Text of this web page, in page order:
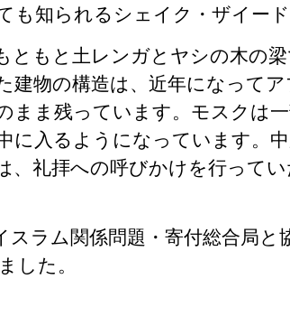
も知られるシェイク・ザイー
ともと土レンガとヤシの木の
建物の構造は、近年になって
まま残っています。モスクは
に入るようになっています。
、礼拝への呼びかけを行って
スラム関係問題・寄付総合局
した。